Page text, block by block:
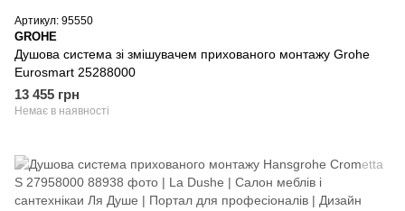
Артикул: 95550
GROHE
Душова система зі змішувачем прихованого монтажу Grohe
Eurosmart 25288000
13 455 грн
Немає в наявності